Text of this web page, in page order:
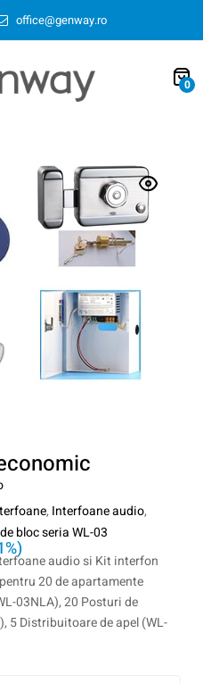
office@genway.ro
0
, Interfoane audio,
bloc seria WL-03
audio si Kit interfon
20 de apartamente
03NLA), 20 Posturi de
5 Distribuitoare de apel (WL-